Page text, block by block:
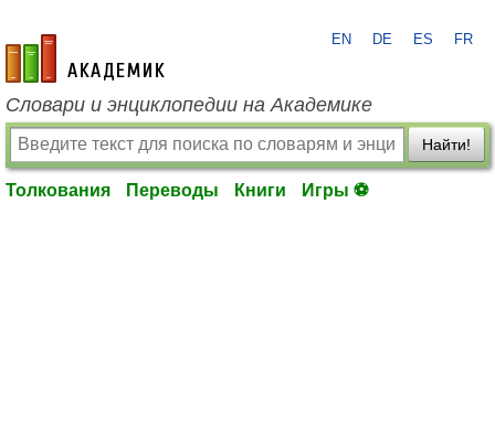
academic.ru
EN DE ES FR
Словари и энциклопедии на Академике
Найти!
Толкования Переводы Книги Игры ⚽